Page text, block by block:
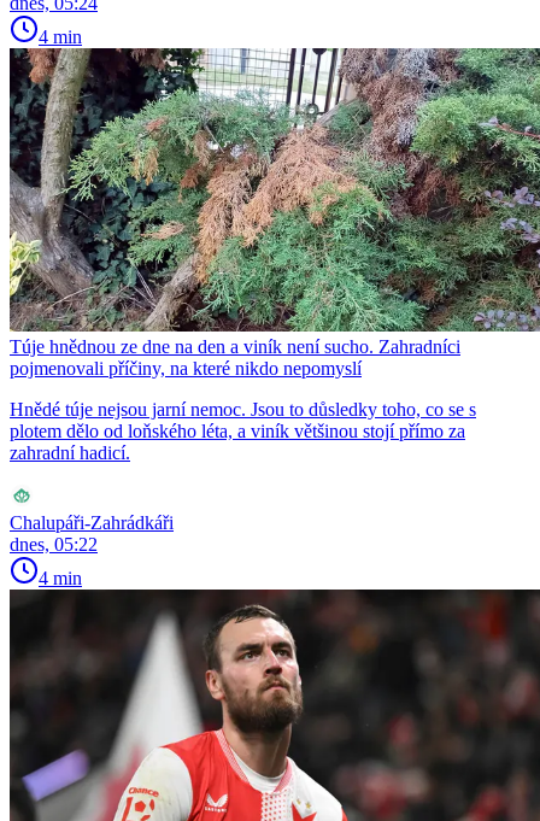
4 min
Túje hnědnou ze dne na den a viník není sucho. Zahradníci
pojmenovali příčiny, na které nikdo nepomyslí
Hnědé túje nejsou jarní nemoc. Jsou to důsledky toho, co se s
plotem dělo od loňského léta, a viník většinou stojí přímo za
zahradní hadicí.
Chalupáři-Zahrádkáři
dnes, 05:22
4 min